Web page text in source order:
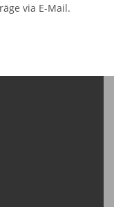
via E-Mail.